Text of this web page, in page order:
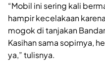
“Mobil ini sering kali
hampir kecelakaan
mogok di tanjakan
Kasihan sama sopirnya,
ya,” tulisnya.